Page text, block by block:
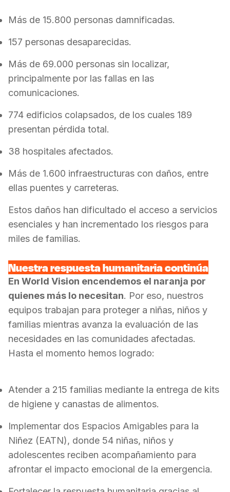
Más de 15.800 personas damnificadas.
157 personas desaparecidas.
Más de 69.000 personas sin localizar,
principalmente por las fallas en las
comunicaciones.
774 edificios colapsados, de los cuales 189
presentan pérdida total.
38 hospitales afectados.
Más de 1.600 infraestructuras con daños, entre
ellas puentes y carreteras.
Estos daños han dificultado el acceso a servicios
esenciales y han incrementado los riesgos para
miles de familias.
Nuestra respuesta humanitaria continúa
En World Vision encendemos el naranja por
quienes más lo necesitan. Por eso, nuestros
equipos trabajan para proteger a niñas, niños y
familias mientras avanza la evaluación de las
necesidades en las comunidades afectadas.
Hasta el momento hemos logrado:
Atender a 215 familias mediante la entrega de kits
de higiene y canastas de alimentos.
Implementar dos Espacios Amigables para la
Niñez (EATN), donde 54 niñas, niños y
adolescentes reciben acompañamiento para
afrontar el impacto emocional de la emergencia.